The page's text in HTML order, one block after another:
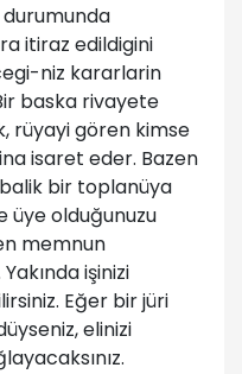
itiraz edildigini
niz kararlarin
baska rivayete
rüyayi gören kimse
isaret eder. Bazen
bir toplanüya
üye olduğunuzu
memnun
işinizi
Eğer bir jüri
elinizi